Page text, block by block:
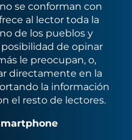
se conforman con
al lector toda la
de los pueblos y
posibilidad de opinar
le preocupan, o,
directamente en la
la información
el resto de lectores.